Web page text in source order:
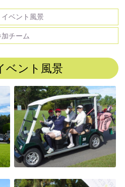
イベント風景
加チーム
ベント風景